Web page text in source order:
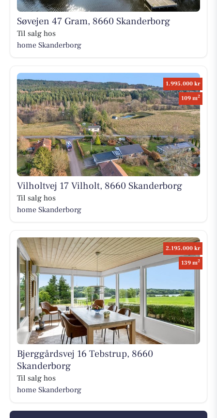
Søvejen 47 Gram, 8660 Skanderborg
Til salg hos
home Skanderborg
1.995.000 kr
109 m2
Vilholtvej 17 Vilholt, 8660 Skanderborg
Til salg hos
home Skanderborg
2.195.000 kr
139 m2
Bjerggårdsvej 16 Tebstrup, 8660
Skanderborg
Til salg hos
home Skanderborg